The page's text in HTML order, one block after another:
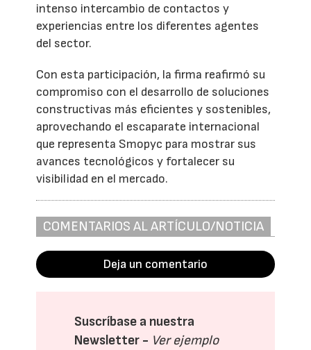
intenso intercambio de contactos y
experiencias entre los diferentes agentes
del sector.
Con esta participación, la firma reafirmó su
compromiso con el desarrollo de soluciones
constructivas más eficientes y sostenibles,
aprovechando el escaparate internacional
que representa Smopyc para mostrar sus
avances tecnológicos y fortalecer su
visibilidad en el mercado.
COMENTARIOS AL ARTÍCULO/NOTICIA
Deja un comentario
Suscríbase a nuestra
Newsletter - Ver ejemplo